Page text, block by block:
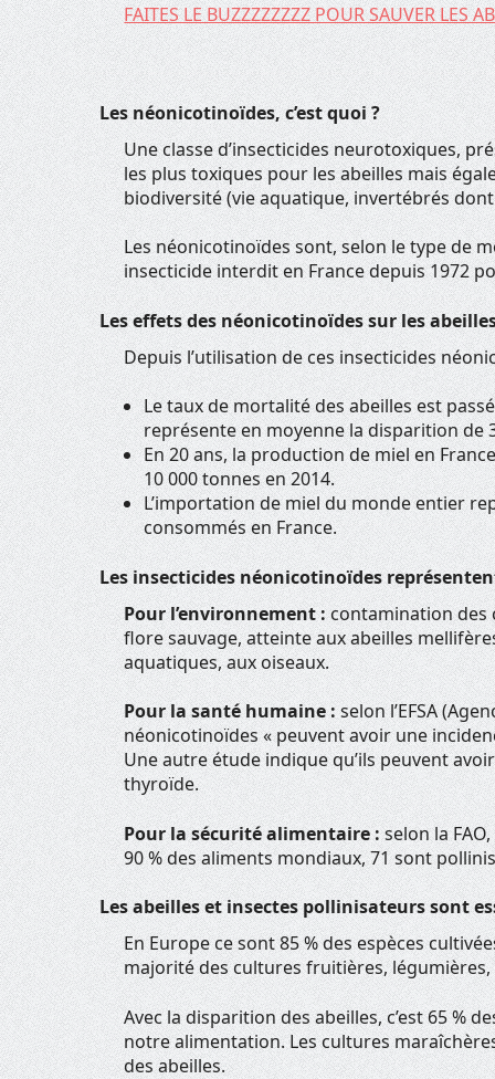
FAITES LE BUZZZZZZZZ POUR SAUVER
Les néonicotinoïdes, c’est quoi ?
Une classe d’insecticides neurotoxiques,
les plus toxiques pour les abeilles mais
biodiversité (vie aquatique, invertébrés
Les néonicotinoïdes sont, selon le type de
insecticide interdit en France depuis 1972
Les effets des néonicotinoïdes sur les
Depuis l’utilisation de ces insecticides
Le taux de mortalité des abeilles est
représente en moyenne la disparition de
En 20 ans, la production de miel en
10 000 tonnes en 2014.
L’importation de miel du monde entier
consommés en France.
Les insecticides néonicotinoïdes
Pour l’environnement :contamination des
flore sauvage, atteinte aux abeilles
aquatiques, aux oiseaux.
Pour la santé humaine :selon l’EFSA
néonicotinoïdes « peuvent avoir une
Une autre étude indique qu’ils peuvent
thyroïde.
Pour la sécurité alimentaire :selon la
90 % des aliments mondiaux, 71 sont
Les abeilles et insectes pollinisateurs sont
En Europe ce sont 85 % des espèces
majorité des cultures fruitières,
Avec la disparition des abeilles, c’est 65 %
notre alimentation. Les cultures
des abeilles.